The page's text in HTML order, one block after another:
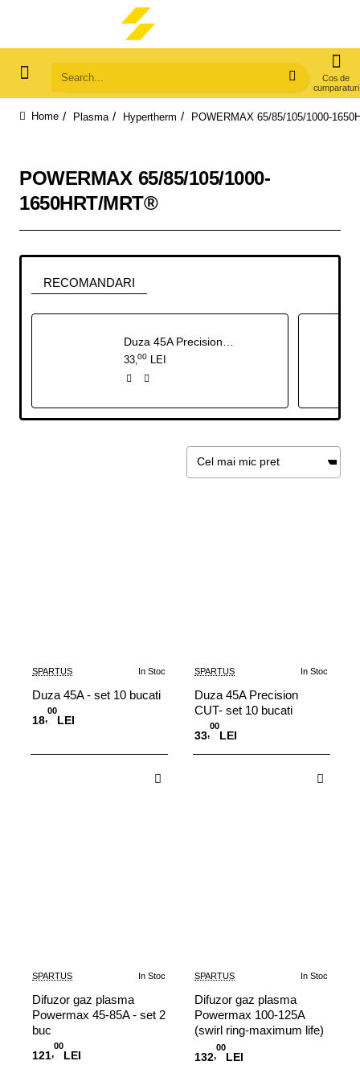
Search...
Plasma Hypertherm POWERMAX 65/85/105/1000-
POWERMAX 65/85/105/1000-
1650HRT/MRT®
RECOMANDARI
33 00 LEI
SPARTUS In Stoc
Duza 45A - set 10 bucati
18,
00
LEI
SPARTUS In Stoc
Duza 45A Precision
CUT- set 10 bucati
33,
00
LEI
SPARTUS In Stoc
Difuzor gaz plasma
Powermax 45-85A - set 2
buc
121,
00
LEI
SPARTUS In Stoc
Difuzor gaz plasma
Powermax 100-125A
(swirl ring-maximum life)
- set 2 buc
132,
00
LEI